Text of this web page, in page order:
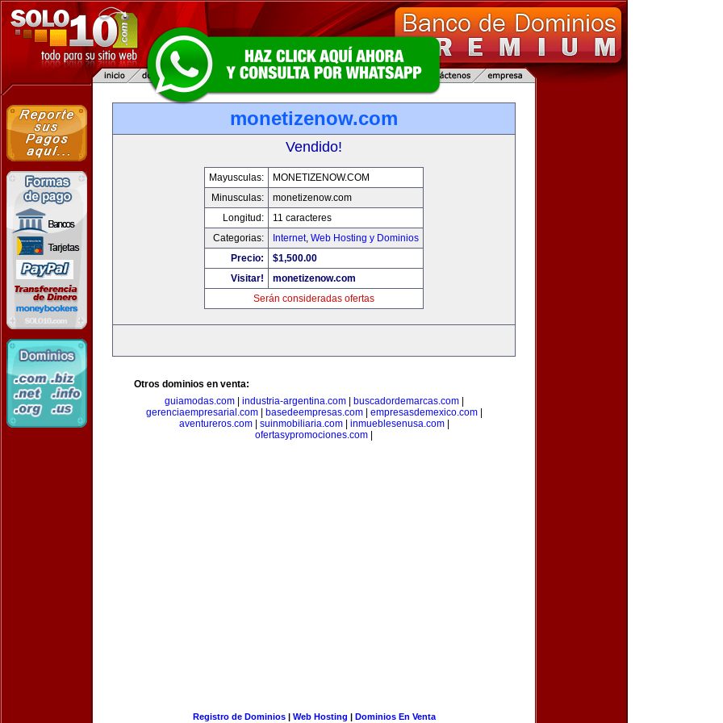
monetizenow.com
Vendido!
Mayusculas:
MONETIZENOW.COM
Minusculas:
monetizenow.com
Longitud:
11 caracteres
Categorias:
Internet, Web Hosting y Dominios
Precio:
$1,500.00
Visitar!
monetizenow.com
Serán consideradas ofertas
Otros dominios en venta:
guiamodas.com| industria-argentina.com| buscadordemarcas.com|
gerenciaempresarial.com| basedeempresas.com| empresasdemexico.com|
aventureros.com| suinmobiliaria.com| inmueblesenusa.com|
ofertasypromociones.com
Registro de Dominios| Web Hosting | Dominios En Venta